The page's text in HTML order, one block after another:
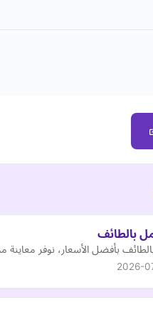
بالطائف
بأفضل الأسعار، نوفر
2026-